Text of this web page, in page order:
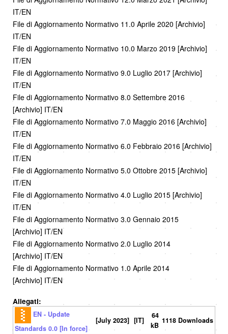
IT/EN
File di Aggiornamento Normativo 11.0 Aprile 2020 [Archivio]
IT/EN
File di Aggiornamento Normativo 10.0 Marzo 2019 [Archivio]
IT/EN
File di Aggiornamento Normativo 9.0 Luglio 2017 [Archivio]
IT/EN
File di Aggiornamento Normativo 8.0 Settembre 2016
[Archivio] IT/EN
File di Aggiornamento Normativo 7.0 Maggio 2016 [Archivio]
IT/EN
File di Aggiornamento Normativo 6.0 Febbraio 2016 [Archivio]
IT/EN
File di Aggiornamento Normativo 5.0 Ottobre 2015 [Archivio]
IT/EN
File di Aggiornamento Normativo 4.0 Luglio 2015 [Archivio]
IT/EN
File di Aggiornamento Normativo 3.0 Gennaio 2015
[Archivio] IT/EN
File di Aggiornamento Normativo 2.0 Luglio 2014
[Archivio] IT/EN
File di Aggiornamento Normativo 1.0 Aprile 2014
[Archivio] IT/EN
Allegati:
EN - Update
Standards 0.0 [In force]
[July 2023] [IT]
64
kB
1118 Downloads